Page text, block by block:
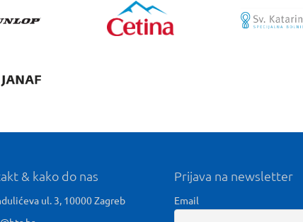
& kako do nas
ul. 3, 10000 Zagreb
Prijava na newsletter
Email